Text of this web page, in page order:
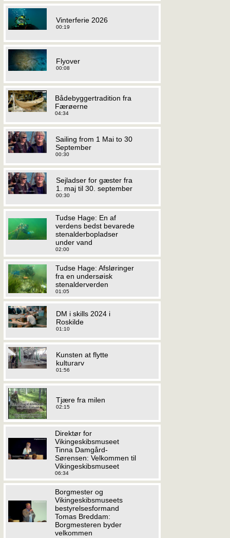
Vinterferie 2026
00:19
Flyover
00:08
Bådebyggertradition fra
Færøerne
04:34
Sailing from 1 Mai to 30
September
00:30
Sejladser for gæster fra
1. maj til 30. september
00:30
Tudse Hage: En af
verdens bedst bevarede
stenalderbopladser
under vand
02:00
Tudse Hage: Afsløringer
fra en undersøisk
stenalderverden
01:05
DM i skills 2024 i
Roskilde
01:10
Kunsten at flytte
kulturarv
01:56
Tjære fra milen
02:15
Direktør for
Vikingeskibsmuseet
Tinna Damgård-
Sørensen: Velkommen til
Vikingeskibsmuseet
06:34
Borgmester og
Vikingeskibsmuseets
bestyrelsesformand
Tomas Breddam:
Borgmesteren byder
velkommen